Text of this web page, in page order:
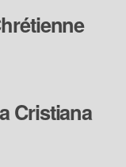
Cristiana